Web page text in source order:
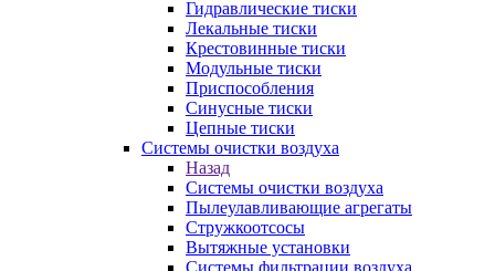
Гидравлические тиски
Лекальные тиски
Крестовинные тиски
Модульные тиски
Приспособления
Синусные тиски
Цепные тиски
Системы очистки воздуха
Назад
Системы очистки воздуха
Пылеулавливающие агрегаты
Стружкоотсосы
Вытяжные установки
Системы фильтрации воздуха